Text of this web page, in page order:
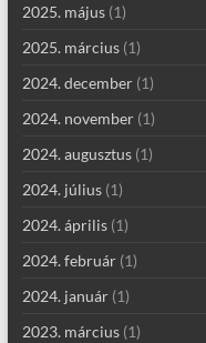
2025. május(1)
2025. március(1)
2024. december(1)
2024. november(1)
2024. augusztus(1)
2024. július(1)
2024. április(1)
2024. február(1)
2024. január(1)
2023. március(1)